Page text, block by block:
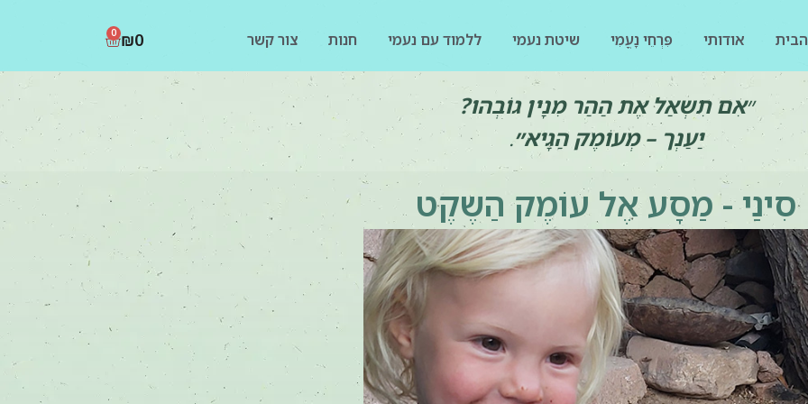
אודותי פִּרְחֵי נָעֳמִי שיטת נעמי ללמוד עם נעמי חנות צור קשר ₪0
0
״אִם תִשְאַל אֶת הַהַר מִנָין גוֹבְהו?
יַעַנְך – מְעוֹמֶק הַגָיא״.
סִינַי - מַסָע אֶל עוֹמֶק הַשֶקֶט